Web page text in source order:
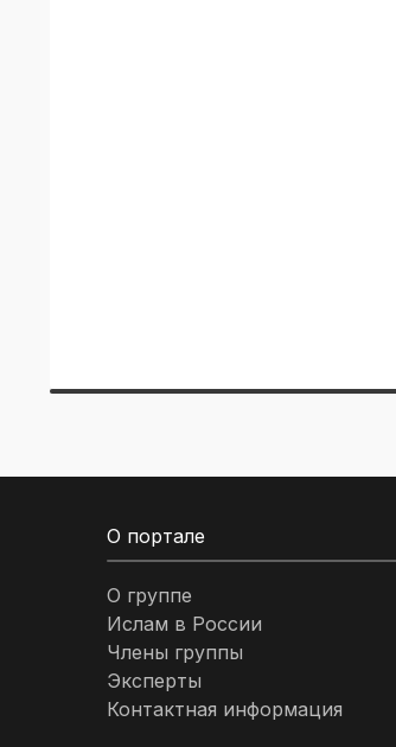
О портале
О группе
Ислам в России
Члены группы
Эксперты
Контактная информация